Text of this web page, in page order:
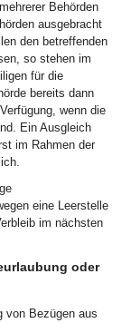
Behörden
ausgebracht
den betreffenden
so stehen im
für die
bereits dann
wenn die
Ein Ausgleich
im Rahmen der
eine Leerstelle
im nächsten
oder
von Bezügen aus